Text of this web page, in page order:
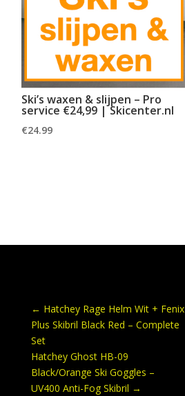
Ski’s waxen & slijpen – Pro
service €24,99 | Skicenter.nl
€24.99
← Hatchey Rage Helm Wit + Fenix
Plus Skibril Black Red – Complete
Set
Hatchey Ghost HB-09
Black/Orange Ski Goggles –
UV400 Anti-Fog Skibril →